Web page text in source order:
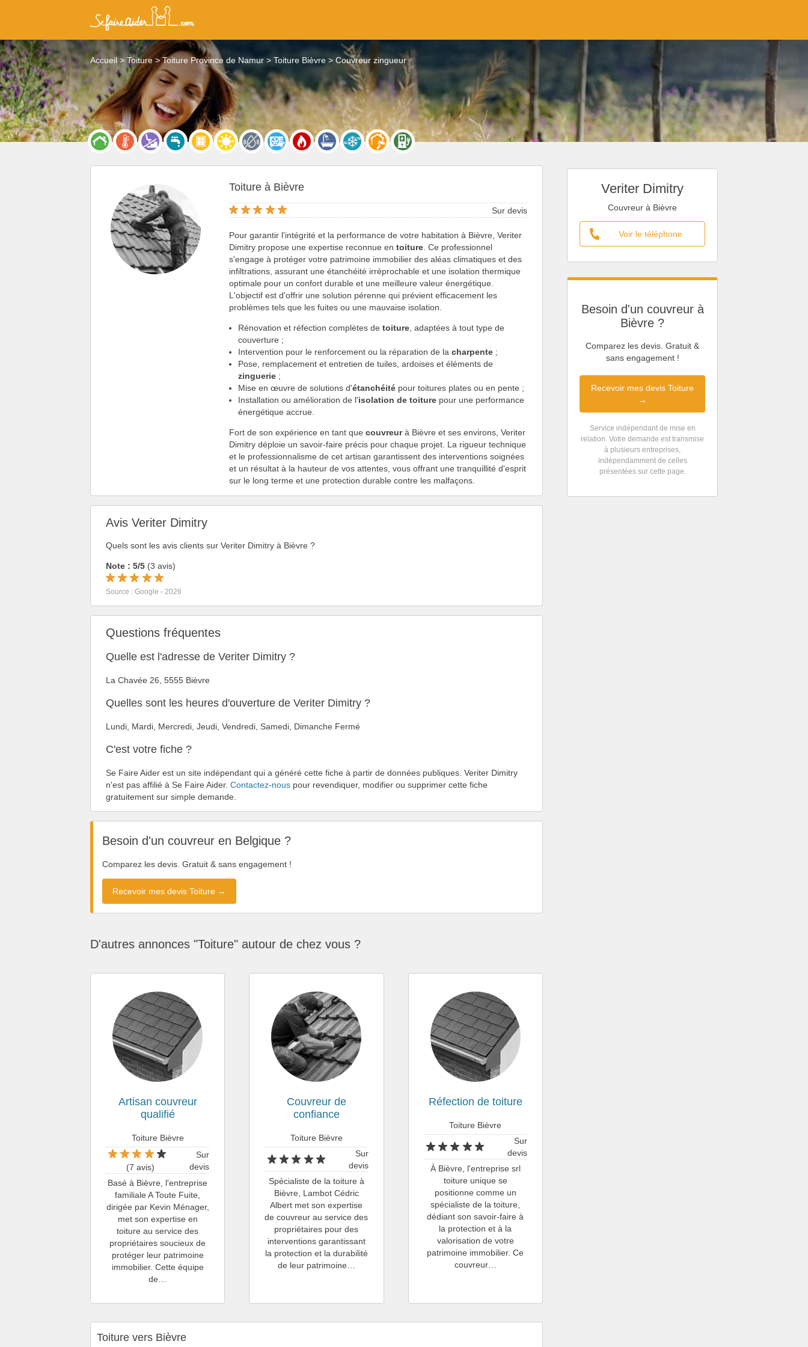
Accueil Toiture Toiture Province de Namur Toiture Bièvre Couvreur zingueur
Veriter Dimitry
Couvreur à Bièvre
Voir le téléphone
Besoin d'un couvreur à
Bièvre ?
Comparez les devis. Gratuit &
sans engagement !
Recevoir mes devis Toiture
→
Service indépendant de mise en
relation. Votre demande est transmise
à plusieurs entreprises,
indépendamment de celles
présentées sur cette page.
Toiture à Bièvre
Sur devis
Pour garantir l'intégrité et la performance de votre habitation à Bièvre, Veriter
Dimitry propose une expertise reconnue entoiture . Ce professionnel
s'engage à protéger votre patrimoine immobilier des aléas climatiques et des
infiltrations, assurant une étanchéité irréprochable et une isolation thermique
optimale pour un confort durable et une meilleure valeur énergétique.
L'objectif est d'offrir une solution pérenne qui prévient efficacement les
problèmes tels que les fuites ou une mauvaise isolation.
Rénovation et réfection complètes detoiture , adaptées à tout type de
couverture ;
Intervention pour le renforcement ou la réparation de lacharpente ;
Pose, remplacement et entretien de tuiles, ardoises et éléments de
zinguerie ;
Mise en œuvre de solutions d'étanchéité pour toitures plates ou en pente ;
Installation ou amélioration de l'isolation de toiture pour une performance
énergétique accrue.
Fort de son expérience en tant quecouvreurà Bièvre et ses environs, Veriter
Dimitry déploie un savoir-faire précis pour chaque projet. La rigueur technique
et le professionnalisme de cet artisan garantissent des interventions soignées
et un résultat à la hauteur de vos attentes, vous offrant une tranquillité d'esprit
sur le long terme et une protection durable contre les malfaçons.
Avis Veriter Dimitry
Quels sont les avis clients sur Veriter Dimitry à Bièvre ?
Note : 5/5 (3 avis)
Source : Google - 2026
Questions fréquentes
Quelle est l'adresse de Veriter Dimitry ?
La Chavée 26, 5555 Bièvre
Quelles sont les heures d'ouverture de Veriter Dimitry ?
Lundi, Mardi, Mercredi, Jeudi, Vendredi, Samedi, Dimanche Fermé
C'est votre fiche ?
Se Faire Aider est un site indépendant qui a généré cette fiche à partir de données publiques. Veriter Dimitry
n'est pas affilié à Se Faire Aider. Contactez-nous pour revendiquer, modifier ou supprimer cette fiche
gratuitement sur simple demande.
Besoin d'un couvreur en Belgique ?
Comparez les devis. Gratuit & sans engagement !
Recevoir mes devis Toiture →
D'autres annonces "Toiture" autour de chez vous ?
Artisan couvreur
qualifié
Toiture Bièvre
(7 avis)
Sur
devis
Basé à Bièvre, l'entreprise
familiale A Toute Fuite,
dirigée par Kevin Ménager,
met son expertise en
toiture au service des
propriétaires soucieux de
protéger leur patrimoine
immobilier. Cette équipe
de…
Couvreur de
confiance
Toiture Bièvre
Sur
devis
Spécialiste de la toiture à
Bièvre, Lambot Cédric
Albert met son expertise
de couvreur au service des
propriétaires pour des
interventions garantissant
la protection et la durabilité
de leur patrimoine…
Réfection de toiture
Toiture Bièvre
Sur
devis
À Bièvre, l'entreprise srl
toiture unique se
positionne comme un
spécialiste de la toiture,
dédiant son savoir-faire à
la protection et à la
valorisation de votre
patrimoine immobilier. Ce
couvreur…
Toiture vers Bièvre